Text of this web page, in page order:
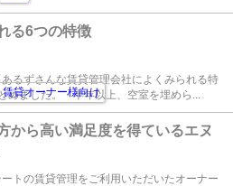
る6つの特徴
るずさんな賃貸管理会社によくみられる特
めました。・半年以上、空室を埋めら...
賃貸オーナー様向け
から高い満足度を得ているエヌ
トの賃貸管理をご利用いただいたオーナー